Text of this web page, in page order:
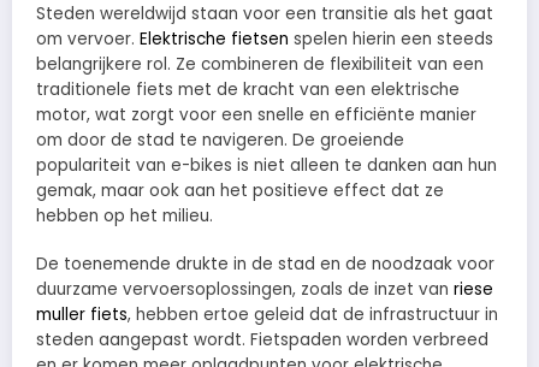
Steden wereldwijd staan voor een transitie als het gaat
om vervoer. Elektrische fietsen spelen hierin een steeds
belangrijkere rol. Ze combineren de flexibiliteit van een
traditionele fiets met de kracht van een elektrische
motor, wat zorgt voor een snelle en efficiënte manier
om door de stad te navigeren. De groeiende
populariteit van e-bikes is niet alleen te danken aan hun
gemak, maar ook aan het positieve effect dat ze
hebben op het milieu.
De toenemende drukte in de stad en de noodzaak voor
duurzame vervoersoplossingen, zoals de inzet van riese
muller fiets, hebben ertoe geleid dat de infrastructuur in
steden aangepast wordt. Fietspaden worden verbreed